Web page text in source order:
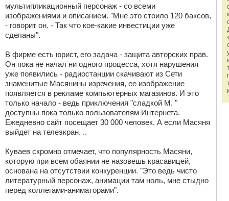
мультипликационный персонаж - со всеми
изображениями и описанием. "Мне это стоило 120 баксов,
- говорит он. - Так что кое-какие инвестиции уже
сделаны".
В фирме есть юрист, его задача - защита авторских прав.
Он пока не начал ни одного процесса, хотя нарушения
уже появились - радиостанции скачивают из Cети
знаменитые Масянины изречения, ее изображение
появляется в рекламе компьютерных магазинов. И это
только начало - ведь приключения "сладкой М. "
доступны пока только пользователям Интернета.
Ежедневно сайт посещает 30 000 человек. А если Масяня
выйдет на телеэкран. ..
Куваев скромно отмечает, что популярность Масяни,
которую при всем обаянии не назовешь красавицей,
основана на отсутствии конкуренции. "Это ведь чисто
литературный персонаж, анимации там ноль, мне стыдно
перед коллегами-аниматорами".